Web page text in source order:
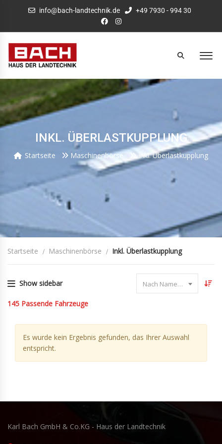
info@bach-landtechnik.de +49 7930 - 994 30
INKL. ÜBERLASTKUPPLUNG
Startseite Maschinenbörse Inkl. Überlastkupplung
Startseite Maschinenbörse Inkl. Überlastkupplung
Show sidebar Nach Name sortieren
145 Passende Fahrzeuge
Es wurde kein Ergebnis gefunden, das Ihrer Auswahl
entspricht.
Karl Bach GmbH & Co.KG - Haus der Landtechnik